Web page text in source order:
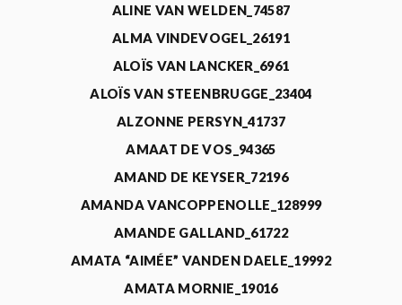
ALINE VAN WELDEN_74587
ALMA VINDEVOGEL_26191
ALOÏS VAN LANCKER_6961
ALOÏS VAN STEENBRUGGE_23404
ALZONNE PERSYN_41737
AMAAT DE VOS_94365
AMAND DE KEYSER_72196
AMANDA VANCOPPENOLLE_128999
AMANDE GALLAND_61722
AMATA “AIMÉE” VANDEN DAELE_19992
AMATA MORNIE_19016